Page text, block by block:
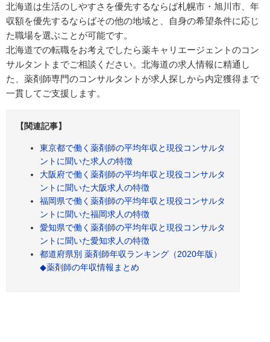
北海道は生活のしやすさを優先するならば札幌市・旭川市、年
収額を優先するならばその他の地域と、自身の希望条件に応じ
た職場を選ぶことが可能です。
北海道での転職をお考えでしたら薬キャリエージェントのコン
サルタントまでご相談ください。北海道の求人情報に精通し
た、薬剤師専門のコンサルタントが求人探しから内定獲得まで
一貫してご支援します。
【関連記事】
東京都で働く薬剤師の平均年収と現役コンサルタ
ントに聞いた求人の特徴
大阪府で働く薬剤師の平均年収と現役コンサルタ
ントに聞いた大阪求人の特徴
福岡県で働く薬剤師の平均年収と現役コンサルタ
ントに聞いた福岡求人の特徴
愛知県で働く薬剤師の平均年収と現役コンサルタ
ントに聞いた愛知求人の特徴
都道府県別 薬剤師年収ランキング（2020年版）
◆薬剤師の年収情報まとめ